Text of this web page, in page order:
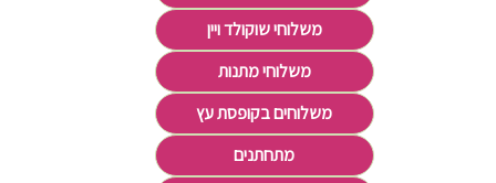
משלוחי שוקולד ויין
משלוחי מתנות
משלוחים בקופסת עץ
מתחתנים